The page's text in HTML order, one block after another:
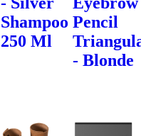
Shampoo
250 Ml
Pencil
- Blonde